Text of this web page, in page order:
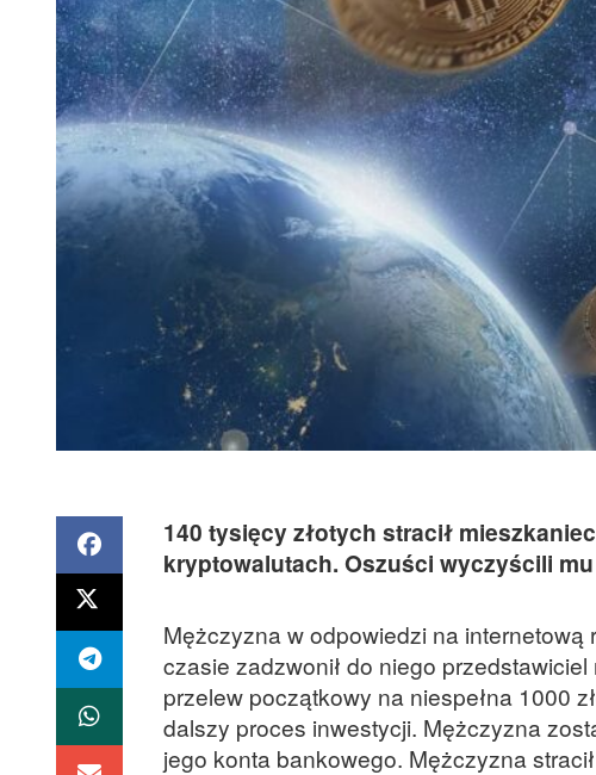
140 tysięcy złotych stracił
kryptowalutach. Oszuści wyczyścili
Mężczyzna w odpowiedzi na
czasie zadzwonił do niego
przelew początkowy na niespełna 1000
dalszy proces inwestycji. Mężczyzna
jego konta bankowego. Mężczyzna